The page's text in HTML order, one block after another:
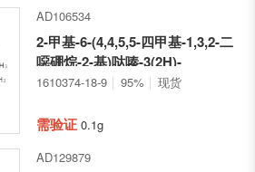
AD106534
2-甲基-6-(4,4,5,5-四甲基-1,3,2-二
噁硼烷-2-基)哒嗪-3(2H)-
1610374-18-9 95% 现货
需验证 0.1g
AD129879